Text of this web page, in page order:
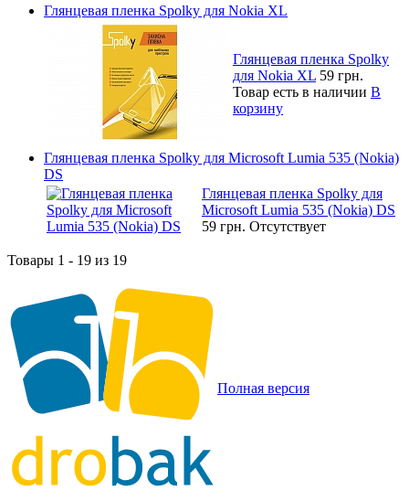
Глянцевая пленка Spolky для Nokia XL
Глянцевая пленка Spolky
для Nokia XL 59 грн.
Товар есть в наличии В
корзину
Глянцевая пленка Spolky для Microsoft Lumia 535 (Nokia)
DS
Глянцевая пленка Spolky для
Microsoft Lumia 535 (Nokia) DS
59 грн. Отсутствует
Товары 1 - 19 из 19
Полная версия